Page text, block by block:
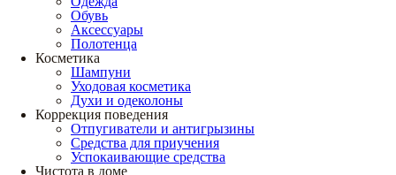
Обувь
Аксессуары
Полотенца
Косметика
Шампуни
Уходовая косметика
Духи и одеколоны
Коррекция поведения
Отпугиватели и антигрызины
Средства для приучения
Успокаивающие средства
Чистота в доме